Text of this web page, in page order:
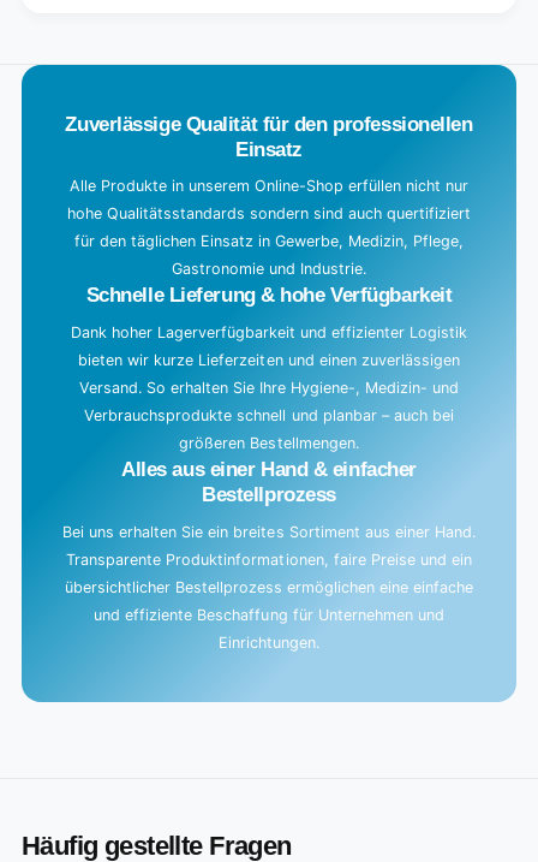
a
Zuverlässige Qualität für den professionellen
Einsatz
Alle Produkte in unserem Online-Shop erfüllen nicht nur
hohe Qualitätsstandards sondern sind auch quertifiziert
für den täglichen Einsatz in Gewerbe, Medizin, Pflege,
Gastronomie und Industrie.
Schnelle Lieferung & hohe Verfügbarkeit
Dank hoher Lagerverfügbarkeit und effizienter Logistik
bieten wir kurze Lieferzeiten und einen zuverlässigen
Versand. So erhalten Sie Ihre Hygiene-, Medizin- und
Verbrauchsprodukte schnell und planbar – auch bei
größeren Bestellmengen.
Alles aus einer Hand & einfacher
Bestellprozess
Bei uns erhalten Sie ein breites Sortiment aus einer Hand.
Transparente Produktinformationen, faire Preise und ein
übersichtlicher Bestellprozess ermöglichen eine einfache
und effiziente Beschaffung für Unternehmen und
Einrichtungen.
Häufig gestellte Fragen